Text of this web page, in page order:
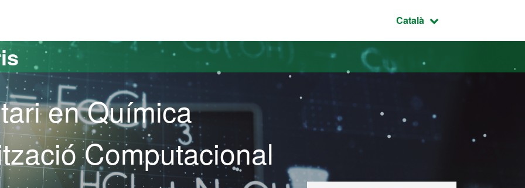
Idioma seleccionat:
Català
en Química
Computacional